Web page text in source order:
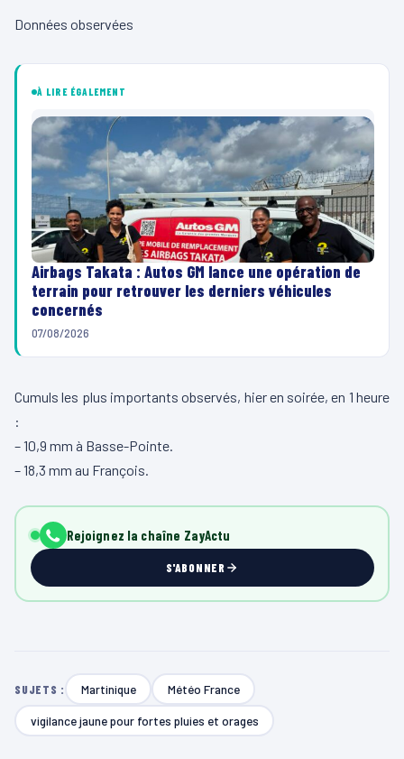
Données observées
À LIRE ÉGALEMENT
Airbags Takata : Autos GM lance une opération de
terrain pour retrouver les derniers véhicules
concernés
07/08/2026
Cumuls les plus importants observés, hier en soirée, en 1 heure
:
– 10,9 mm à Basse-Pointe.
– 18,3 mm au François.
Rejoignez la chaîne ZayActu
S'ABONNER
SUJETS : Martinique Météo France
vigilance jaune pour fortes pluies et orages